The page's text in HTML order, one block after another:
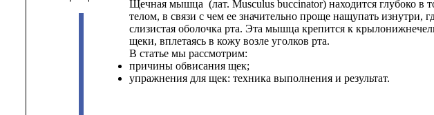
Щечная мышца (лат. Musculus buccinator) находится глубоко в
телом, в связи с чем ее значительно проще нащупать изнутри,
слизистая оболочка рта. Эта мышца крепится к
щеки, вплетаясь в кожу возле уголков рта.
В статье мы рассмотрим:
причины обвисания щек;
упражнения для щек: техника выполнения и результат.